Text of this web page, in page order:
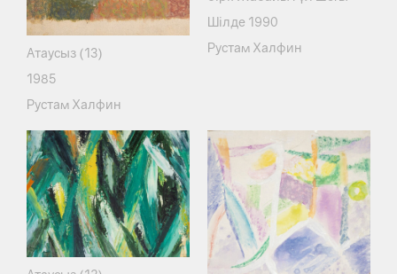
Атаусыз (13)
1985
Рустам Халфин
Шілде 1990
Рустам Халфин